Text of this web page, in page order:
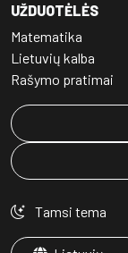
UŽDUOTĖLĖS
Matematika
Lietuvių kalba
Rašymo pratimai
Tamsi tema